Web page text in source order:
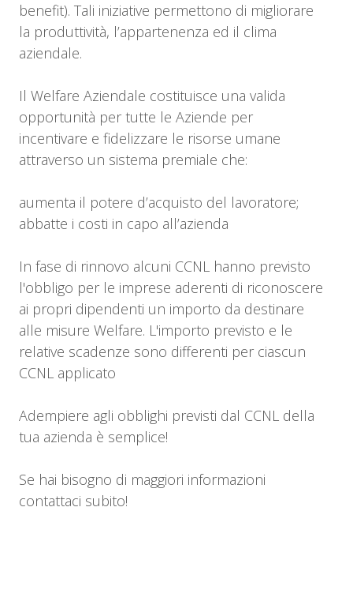
benefit). Tali iniziative permettono di migliorare
la produttività, l’appartenenza ed il clima
aziendale.
Il Welfare Aziendale costituisce una valida
opportunità per tutte le Aziende per
incentivare e fidelizzare le risorse umane
attraverso un sistema premiale che:
aumenta il potere d’acquisto del lavoratore;
abbatte i costi in capo all’azienda
In fase di rinnovo alcuni CCNL hanno previsto
l'obbligo per le imprese aderenti di riconoscere
ai propri dipendenti un importo da destinare
alle misure Welfare. L'importo previsto e le
relative scadenze sono differenti per ciascun
CCNL applicato
Adempiere agli obblighi previsti dal CCNL della
tua azienda è semplice!
Se hai bisogno di maggiori informazioni
contattaci subito!